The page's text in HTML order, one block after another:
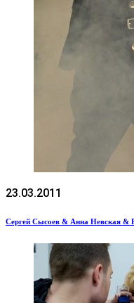
23.03.2011
Сергей Сысоев & Анна Невская &